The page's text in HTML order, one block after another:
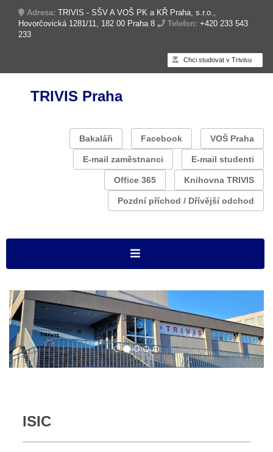
Adresa: TRIVIS - SŠV A VOŠ PK a KŘ Praha, s.r.o.,
Hovorčovická 1281/11, 182 00 Praha 8
Telefon: +420 233 543
233
Chci studovat v Trivisu
TRIVIS Praha
Bakaláři Facebook VOŠ Praha
E-mail zaměstnanci E-mail studenti
Office 365 Knihovna TRIVIS
Pozdní příchod / Dřívější odchod
ISIC